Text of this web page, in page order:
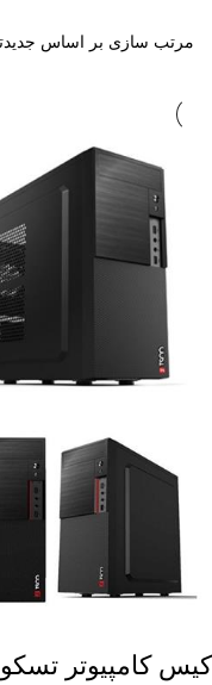
کیس کامپیوتر تسکو